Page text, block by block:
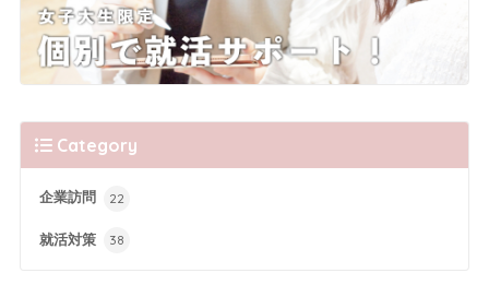
Category
企業訪問 22
就活対策 38